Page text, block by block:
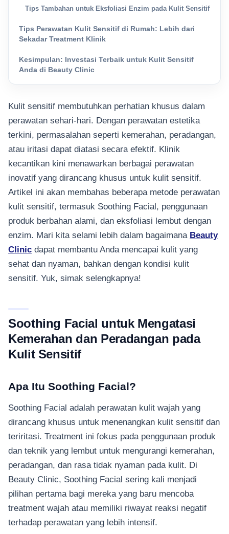
Tips Tambahan untuk Eksfoliasi Enzim pada Kulit Sensitif
Tips Perawatan Kulit Sensitif di Rumah: Lebih dari
Sekadar Treatment Klinik
Kesimpulan: Investasi Terbaik untuk Kulit Sensitif
Anda di Beauty Clinic
Kulit sensitif membutuhkan perhatian khusus dalam
perawatan sehari-hari. Dengan perawatan estetika
terkini, permasalahan seperti kemerahan, peradangan,
atau iritasi dapat diatasi secara efektif. Klinik
kecantikan kini menawarkan berbagai perawatan
inovatif yang dirancang khusus untuk kulit sensitif.
Artikel ini akan membahas beberapa metode perawatan
kulit sensitif, termasuk Soothing Facial, penggunaan
produk berbahan alami, dan eksfoliasi lembut dengan
enzim. Mari kita selami lebih dalam bagaimana Beauty
Clinic dapat membantu Anda mencapai kulit yang
sehat dan nyaman, bahkan dengan kondisi kulit
sensitif. Yuk, simak selengkapnya!
Soothing Facial untuk Mengatasi
Kemerahan dan Peradangan pada
Kulit Sensitif
Apa Itu Soothing Facial?
Soothing Facial adalah perawatan kulit wajah yang
dirancang khusus untuk menenangkan kulit sensitif dan
teriritasi. Treatment ini fokus pada penggunaan produk
dan teknik yang lembut untuk mengurangi kemerahan,
peradangan, dan rasa tidak nyaman pada kulit. Di
Beauty Clinic, Soothing Facial sering kali menjadi
pilihan pertama bagi mereka yang baru mencoba
treatment wajah atau memiliki riwayat reaksi negatif
terhadap perawatan yang lebih intensif.